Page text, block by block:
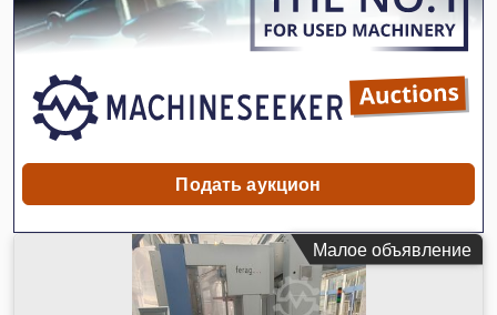
Подать аукцион
Малое объявление